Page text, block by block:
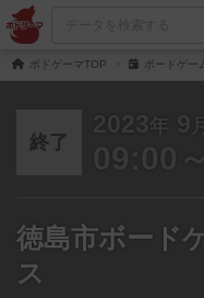
ボドゲーマTOP ボードゲー
終了
2023年 9 月
09:00
徳島市ボード
ス